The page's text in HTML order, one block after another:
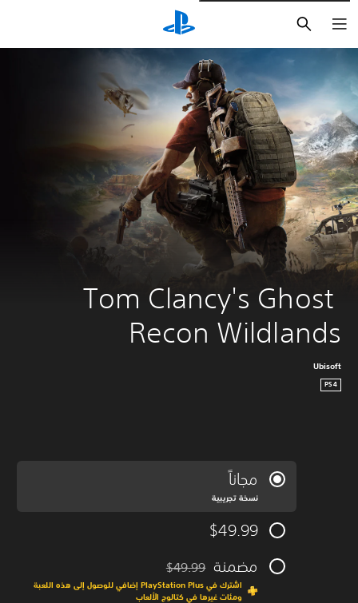
Tom Clancy's Ghost
Recon Wildlands
Ubisoft
PS4
مجاناً
نسخة تجريبية
$49.99
مضمنة مخصوم من السعر الأصلي البالغ $49.99‏
$49.99
اشترك في PlayStation Plus إضافي للوصول إلى هذه اللعبة
ومئات غيرها في كتالوج الألعاب